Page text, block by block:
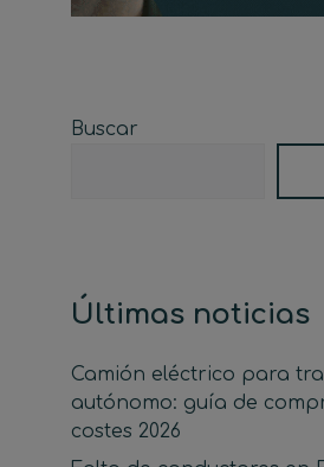
Buscar
Últimas noticias
Camión eléctrico para
autónomo: guía de
costes 2026